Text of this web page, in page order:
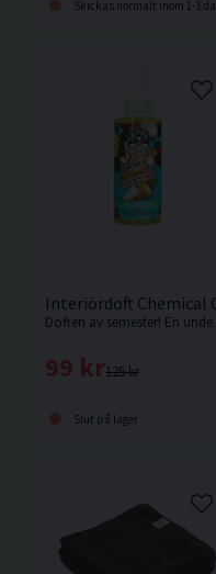
Skickas normalt inom 1-3 dagar
Interiördoft Chemical
Doften av semester!
125 kr
99 kr
Slut på lager